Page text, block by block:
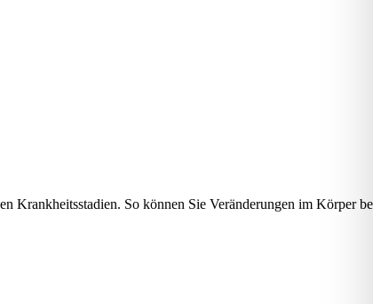
Krankheitsstadien. So können Sie Veränderungen im Körper